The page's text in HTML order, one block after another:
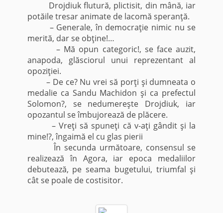
Drojdiuk flutură, plictisit, din mână, iar
potăile tresar animate de lacomă speranţă.
– Generale, în democraţie nimic nu se
merită, dar se obţine!…
– Mă opun categoric!, se face auzit,
anapoda, glăsciorul unui reprezentant al
opoziţiei.
– De ce? Nu vrei să porţi şi dumneata o
medalie ca Sandu Machidon şi ca prefectul
Solomon?, se nedumereşte Drojdiuk, iar
opozantul se îmbujorează de plăcere.
– Vreţi să spuneţi că v-aţi gândit şi la
mine!?, îngaimă el cu glas pierii
În secunda următoare, consensul se
realizează în Agora, iar epoca medaliilor
debutează, pe seama bugetului, triumfal şi
cât se poale de costisitor.